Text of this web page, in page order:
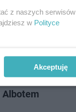
(termin
lipca
Albotem
z naszych serwisów
w Polityce
Akceptuję